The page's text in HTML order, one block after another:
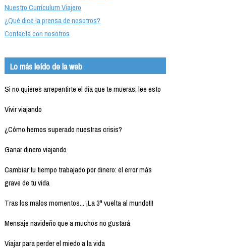
Nuestro Currículum Viajero
¿Qué dice la prensa de nosotros?
Contacta con nosotros
Lo más leído de la web
Si no quieres arrepentirte el día que te mueras, lee esto
Vivir viajando
¿Cómo hemos superado nuestras crisis?
Ganar dinero viajando
Cambiar tu tiempo trabajado por dinero: el error más
grave de tu vida
Tras los malos momentos... ¡La 3ª vuelta al mundo!!!
Mensaje navideño que a muchos no gustará
Viajar para perder el miedo a la vida